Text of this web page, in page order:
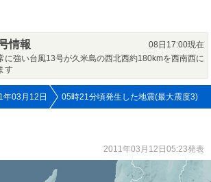
情報
08日17:00現在
に強い台風13号が久米島の西北西約180kmを西南西に
す
年03月12日 05時21分頃発生した地震(最大震度3)
2011年03月12日05:23発表